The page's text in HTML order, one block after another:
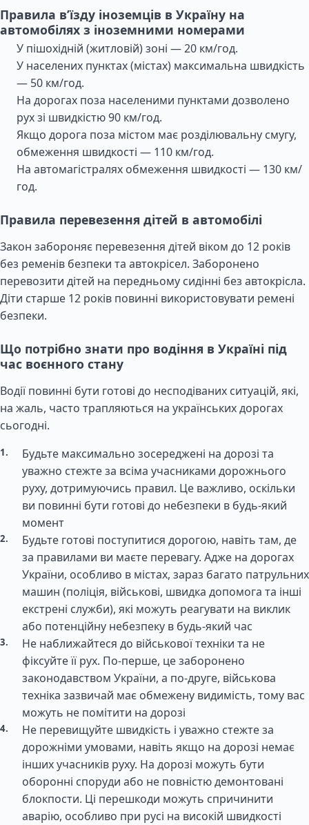
Правила в’їзду іноземців в Україну на
автомобілях з іноземними номерами
У пішохідній (житловій) зоні — 20 км/год.
У населених пунктах (містах) максимальна швидкість
— 50 км/год.
На дорогах поза населеними пунктами дозволено
рух зі швидкістю 90 км/год.
Якщо дорога поза містом має розділювальну смугу,
обмеження швидкості — 110 км/год.
На автомагістралях обмеження швидкості — 130 км/
год.
Правила перевезення дітей в автомобілі
Закон забороняє перевезення дітей віком до 12 років
без ременів безпеки та автокрісел. Заборонено
перевозити дітей на передньому сидінні без автокрісла.
Діти старше 12 років повинні використовувати ремені
безпеки.
Що потрібно знати про водіння в Україні під
час воєнного стану
Водії повинні бути готові до несподіваних ситуацій, які,
на жаль, часто трапляються на українських дорогах
сьогодні.
Будьте максимально зосереджені на дорозі та
уважно стежте за всіма учасниками дорожнього
руху, дотримуючись правил. Це важливо, оскільки
ви повинні бути готові до небезпеки в будь-який
момент
Будьте готові поступитися дорогою, навіть там, де
за правилами ви маєте перевагу. Адже на дорогах
України, особливо в містах, зараз багато патрульних
машин (поліція, військові, швидка допомога та інші
екстрені служби), які можуть реагувати на виклик
або потенційну небезпеку в будь-який час
Не наближайтеся до військової техніки та не
фіксуйте її рух. По-перше, це заборонено
законодавством України, а по-друге, військова
техніка зазвичай має обмежену видимість, тому вас
можуть не помітити на дорозі
Не перевищуйте швидкість і уважно стежте за
дорожніми умовами, навіть якщо на дорозі немає
інших учасників руху. На дорозі можуть бути
оборонні споруди або не повністю демонтовані
блокпости. Ці перешкоди можуть спричинити
аварію, особливо при русі на високій швидкості